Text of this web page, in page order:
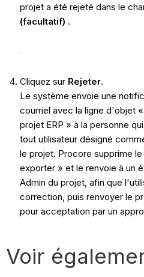
projet a été rejeté dans le
(facultatif) .
Cliquez sur Rejeter.
Le système envoie une
courriel avec la ligne d'objet
projet ERP » à la personne
tout utilisateur désigné
le projet. Procore supprime
exporter » et le renvoie à un
Admin du projet, afin que
correction, puis renvoyer le
pour acceptation par un
Voir